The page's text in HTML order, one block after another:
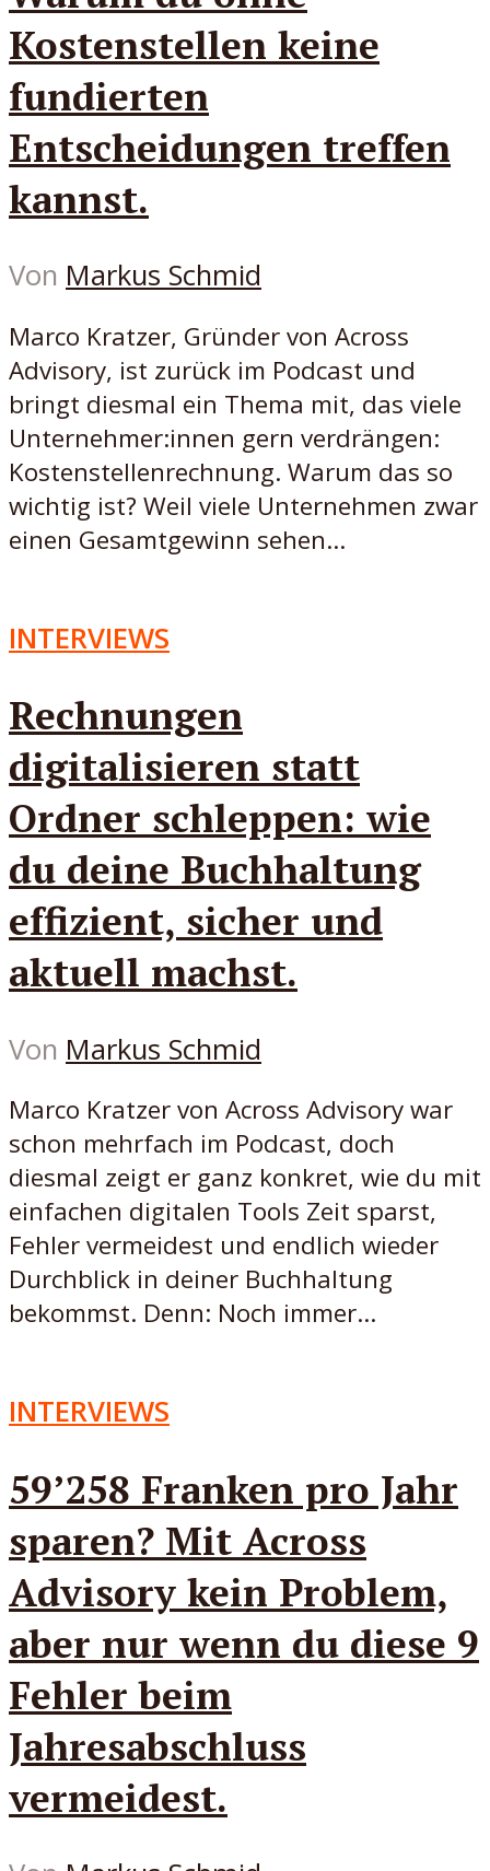
Kostenstellen keine
fundierten
Entscheidungen treffen
kannst.
Von Markus Schmid
Marco Kratzer, Gründer von Across
Advisory, ist zurück im Podcast und
bringt diesmal ein Thema mit, das viele
Unternehmer:innen gern verdrängen:
Kostenstellenrechnung. Warum das so
wichtig ist? Weil viele Unternehmen zwar
einen Gesamtgewinn sehen...
INTERVIEWS
Rechnungen
digitalisieren statt
Ordner schleppen: wie
du deine Buchhaltung
effizient, sicher und
aktuell machst.
Von Markus Schmid
Marco Kratzer von Across Advisory war
schon mehrfach im Podcast, doch
diesmal zeigt er ganz konkret, wie du mit
einfachen digitalen Tools Zeit sparst,
Fehler vermeidest und endlich wieder
Durchblick in deiner Buchhaltung
bekommst. Denn: Noch immer...
INTERVIEWS
59’258 Franken pro Jahr
sparen? Mit Across
Advisory kein Problem,
aber nur wenn du diese 9
Fehler beim
Jahresabschluss
vermeidest.